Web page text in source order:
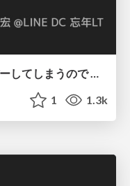
1 1.3k